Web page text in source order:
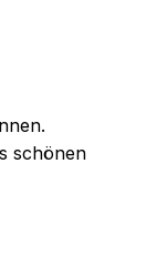
schönen